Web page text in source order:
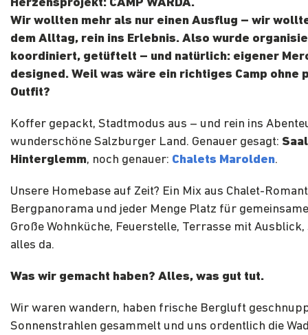
Herzensprojekt: CAMP WARDA.
Wir wollten mehr als nur einen Ausflug – wir
dem Alltag, rein ins Erlebnis. Also wurde
koordiniert, getüftelt – und natürlich: eigener
designed. Weil was wäre ein richtiges Camp ohne
Outfit?
Koffer gepackt, Stadtmodus aus – und rein ins
wunderschöne Salzburger Land. Genauer gesagt:
Hinterglemm, noch genauer: Chalets Marolden.
Unsere Homebase auf Zeit? Ein Mix aus Chalet-
Bergpanorama und jeder Menge Platz für
Große Wohnküche, Feuerstelle, Terrasse mit Ausblick,
alles da.
Was wir gemacht haben? Alles, was gut tut.
Wir waren wandern, haben frische Bergluft
Sonnenstrahlen gesammelt und uns ordentlich die